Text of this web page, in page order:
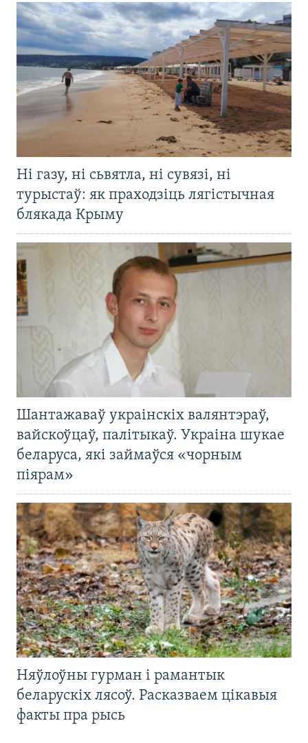
Ні газу, ні сьвятла, ні сувязі, ні
турыстаў: як праходзіць лягістычная
блякада Крыму
Шантажаваў украінскіх валянтэраў,
вайскоўцаў, палітыкаў. Украіна шукае
беларуса, які займаўся «чорным
піярам»
Няўлоўны гурман і рамантык
беларускіх лясоў. Расказваем цікавыя
факты пра рысь